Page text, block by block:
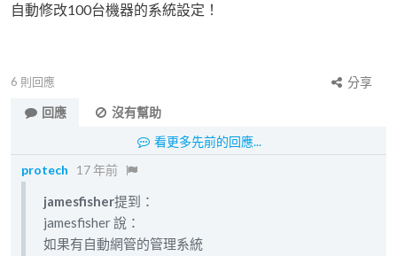
自動修改100台機器的系統設定！
6 則回應
分享
回應
沒有幫助
看更多先前的回應...
protech
17 年前
jamesfisher提到：
jamesfisher 說：
如果有自動網管的管理系統